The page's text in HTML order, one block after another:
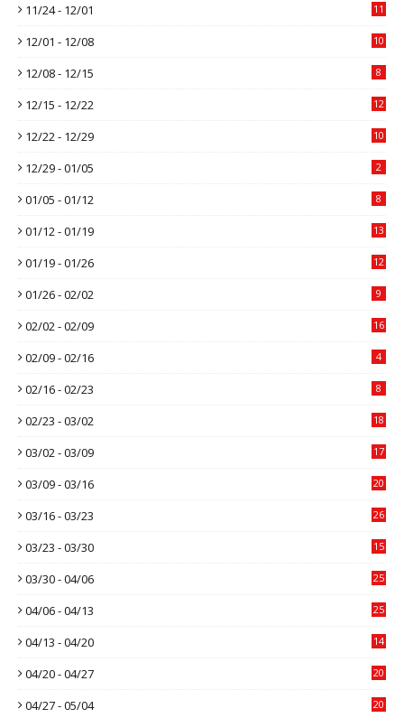
11/24 - 12/01 11
12/01 - 12/08 10
12/08 - 12/15 8
12/15 - 12/22 12
12/22 - 12/29 10
12/29 - 01/05 2
01/05 - 01/12 8
01/12 - 01/19 13
01/19 - 01/26 12
01/26 - 02/02 9
02/02 - 02/09 16
02/09 - 02/16 4
02/16 - 02/23 8
02/23 - 03/02 18
03/02 - 03/09 17
03/09 - 03/16 20
03/16 - 03/23 26
03/23 - 03/30 15
03/30 - 04/06 25
04/06 - 04/13 25
04/13 - 04/20 14
04/20 - 04/27 20
04/27 - 05/04 20